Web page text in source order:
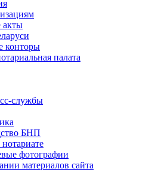
акты
конторы
палата
службы
БНП
фотографии
материалов сайта